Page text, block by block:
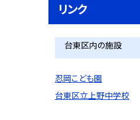
リンク
台東区内の施設
忍岡こども園
台東区立上野中学校